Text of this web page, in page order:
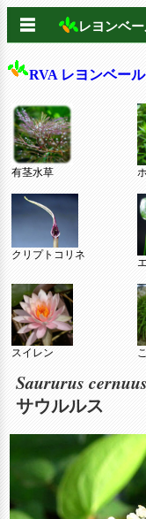
☰ レヨンベ
RVA レヨンベー
有茎水草
クリプトコリネ
スイレン
Saururus cernuus
サウルルス